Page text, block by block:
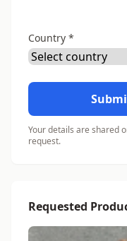
Country *
Your details are shared
request.
Requested